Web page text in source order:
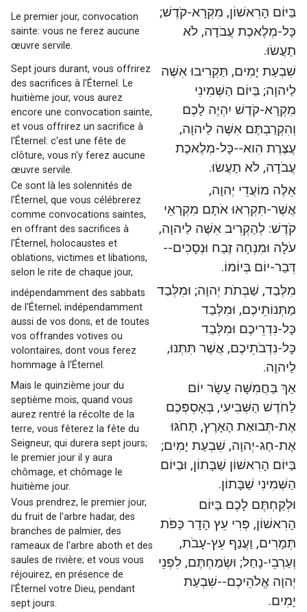
Le premier jour, convocation
sainte: vous ne ferez aucune
œuvre servile.
בַּיּוֹם הָרִאשׁוֹן, מִקְרָא-קֹדֶשׁ;
כָּל-מְלֶאכֶת עֲבֹדָה, לֹא
תַעֲשׂוּ.
Sept jours durant, vous offrirez
des sacrifices à l'Éternel. Le
huitième jour, vous aurez
encore une convocation sainte,
et vous offrirez un sacrifice à
l'Éternel: c'est une fête de
clôture, vous n'y ferez aucune
œuvre servile.
שִׁבְעַת יָמִים, תַּקְרִיבוּ אִשֶּׁה
לַיהוָה; בַּיּוֹם הַשְּׁמִינִי
מִקְרָא-קֹדֶשׁ יִהְיֶה לָכֶם
וְהִקְרַבְתֶּם אִשֶּׁה לַיהוָה,
עֲצֶרֶת הִוא--כָּל-מְלֶאכֶת
עֲבֹדָה, לֹא תַעֲשׂוּ.
Ce sont là les solennités de
l'Éternel, que vous célébrerez
comme convocations saintes,
en offrant des sacrifices à
l'Éternel, holocaustes et
oblations, victimes et libations,
selon le rite de chaque jour,
אֵלֶּה מוֹעֲדֵי יְהוָה,
אֲשֶׁר-תִּקְרְאוּ אֹתָם מִקְרָאֵי
קֹדֶשׁ: לְהַקְרִיב אִשֶּׁה לַיהוָה,
עֹלָה וּמִנְחָה זֶבַח וּנְסָכִים--
דְּבַר-יוֹם בְּיוֹמוֹ.
indépendamment des sabbats
de l'Éternel; indépendamment
aussi de vos dons, et de toutes
vos offrandes votives ou
volontaires, dont vous ferez
hommage à l'Éternel.
מִלְּבַד, שַׁבְּתֹת יְהוָה; וּמִלְּבַד
מַתְּנוֹתֵיכֶם, וּמִלְּבַד
כָּל-נִדְרֵיכֶם וּמִלְּבַד
כָּל-נִדְבֹתֵיכֶם, אֲשֶׁר תִּתְּנוּ,
לַיהוָה.
Mais le quinzième jour du
septième mois, quand vous
aurez rentré la récolte de la
terre, vous fêterez la fête du
Seigneur, qui durera sept jours;
le premier jour il y aura
chômage, et chômage le
huitième jour.
אַךְ בַּחֲמִשָּׁה עָשָׂר יוֹם
לַחֹדֶשׁ הַשְּׁבִיעִי, בְּאָסְפְּכֶם
אֶת-תְּבוּאַת הָאָרֶץ, תָּחֹגּוּ
אֶת-חַג-יְהוָה, שִׁבְעַת יָמִים;
בַּיּוֹם הָרִאשׁוֹן שַׁבָּתוֹן, וּבַיּוֹם
הַשְּׁמִינִי שַׁבָּתוֹן.
Vous prendrez, le premier jour,
du fruit de l'arbre hadar, des
branches de palmier, des
rameaux de l'arbre aboth et des
saules de rivière; et vous vous
réjouirez, en présence de
l'Éternel votre Dieu, pendant
sept jours.
וּלְקַחְתֶּם לָכֶם בַּיּוֹם
הָרִאשׁוֹן, פְּרִי עֵץ הָדָר כַּפֹּת
תְּמָרִים, וַעֲנַף עֵץ-עָבֹת,
וְעַרְבֵי-נָחַל; וּשְׂמַחְתֶּם, לִפְנֵי
יְהוָה אֱלֹהֵיכֶם--שִׁבְעַת
יָמִים.